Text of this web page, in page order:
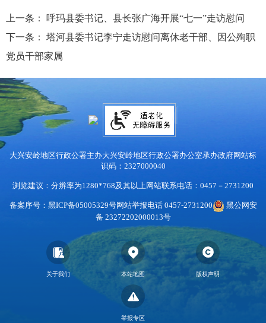
上一条：
呼玛县委书记、县长张广海开展“七一”走访慰问
下一条：
塔河县委书记李宁走访慰问离休老干部、因公殉职
党员干部家属
大兴安岭地区行政公署主办大兴安岭地区行政公署办公室承办政府网站标
识码：2327000040
浏览建议：分辨率为1280*768及其以上网站联系电话：0457－2731200
备案序号：黑ICP备05005329号网站举报电话 0457-2731200
黑公网安
备 23272202000013号
关于我们 本站地图 版权声明
举报专区